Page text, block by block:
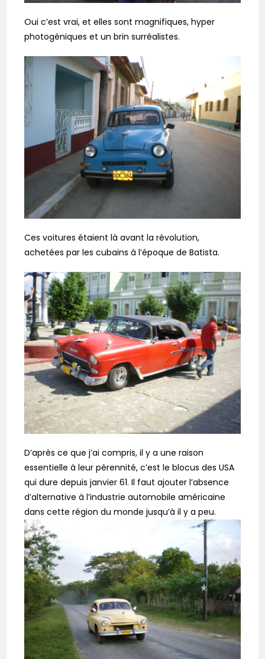
Oui c’est vrai, et elles sont magnifiques, hyper
photogéniques et un brin surréalistes.
Ces voitures étaient là avant la révolution,
achetées par les cubains à l’époque de Batista.
D’après ce que j’ai compris, il y a une raison
essentielle à leur pérennité, c’est le blocus des USA
qui dure depuis janvier 61. Il faut ajouter l’absence
d’alternative à l’industrie automobile américaine
dans cette région du monde jusqu’à il y a peu.